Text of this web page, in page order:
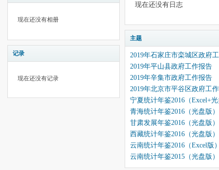
现在还没有相册
记录
现在还没有记录
现在还没有日志
主题
2019年石家庄市栾城区政府
2019年平山县政府工作报告
2019年辛集市政府工作报告
2019年北京市平谷区政府工
宁夏统计年鉴2016（Excel+
青海统计年鉴2016（光盘版）
甘肃发展年鉴2016（光盘版）
西藏统计年鉴2016（光盘版）
云南统计年鉴2016（Excel版
云南统计年鉴2015（光盘版）